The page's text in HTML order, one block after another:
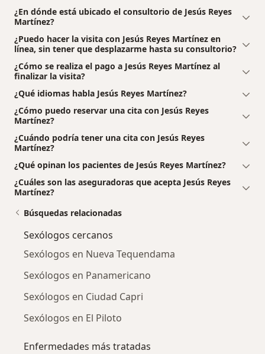
¿En dónde está ubicado el consultorio de Jesús Reyes
Martínez?
¿Puedo hacer la visita con Jesús Reyes Martínez en
línea, sin tener que desplazarme hasta su consultorio?
¿Cómo se realiza el pago a Jesús Reyes Martínez al
finalizar la visita?
¿Qué idiomas habla Jesús Reyes Martínez?
¿Cómo puedo reservar una cita con Jesús Reyes
Martínez?
¿Cuándo podría tener una cita con Jesús Reyes
Martínez?
¿Qué opinan los pacientes de Jesús Reyes Martínez?
¿Cuáles son las aseguradoras que acepta Jesús Reyes
Martínez?
Búsquedas relacionadas
Sexólogos cercanos
Sexólogos en Nueva Tequendama
Sexólogos en Panamericano
Sexólogos en Ciudad Capri
Sexólogos en El Piloto
Enfermedades más tratadas